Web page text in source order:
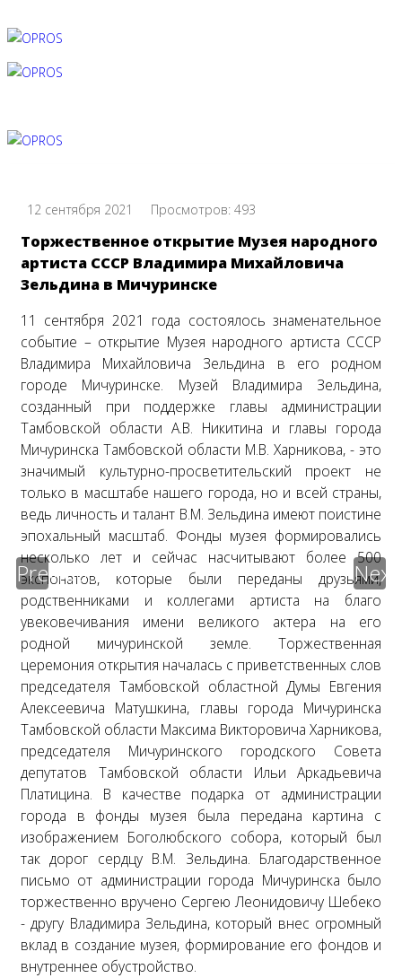
Previous Next
12 сентября 2021 Просмотров: 493
Торжественное открытие Музея народного
артиста СССР Владимира Михайловича
Зельдина в Мичуринске
11 сентября 2021 года состоялось знаменательное
событие – открытие Музея народного артиста СССР
Владимира Михайловича Зельдина в его родном
городе Мичуринске. Музей Владимира Зельдина,
созданный при поддержке главы администрации
Тамбовской области А.В. Никитина и главы города
Мичуринска Тамбовской области М.В. Харникова, - это
значимый культурно-просветительский проект не
только в масштабе нашего города, но и всей страны,
ведь личность и талант В.М. Зельдина имеют поистине
эпохальный масштаб. Фонды музея формировались
несколько лет и сейчас насчитывают более 500
экспонатов, которые были переданы друзьями,
родственниками и коллегами артиста на благо
увековечивания имени великого актера на его
родной мичуринской земле. Торжественная
церемония открытия началась с приветственных слов
председателя Тамбовской областной Думы Евгения
Алексеевича Матушкина, главы города Мичуринска
Тамбовской области Максима Викторовича Харникова,
председателя Мичуринского городского Совета
депутатов Тамбовской области Ильи Аркадьевича
Платицина. В качестве подарка от администрации
города в фонды музея была передана картина с
изображением Боголюбского собора, который был
так дорог сердцу В.М. Зельдина. Благодарственное
письмо от администрации города Мичуринска было
торжественно вручено Сергею Леонидовичу Шебеко
- другу Владимира Зельдина, который внес огромный
вклад в создание музея, формирование его фондов и
внутреннее обустройство.